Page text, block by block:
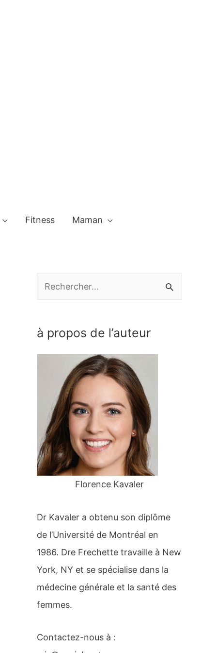
Fitness Maman
h
:
à propos de l’auteur
Florence Kavaler
Dr Kavaler a obtenu son diplôme
de l’Université de Montréal en
1986. Dre Frechette travaille à New
York, NY et se spécialise dans la
médecine générale et la santé des
femmes.
Contactez-nous à :